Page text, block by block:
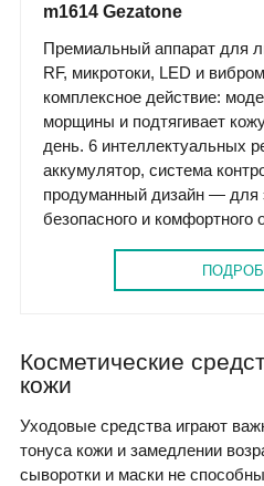
m1614 Gezatone
Премиальный аппарат для
RF, микротоки, LED и
комплексное действие:
морщины и подтягивает
день. 6 интеллектуальных
аккумулятор, система
продуманный дизайн — для
безопасного и
Косметические
кожи
Уходовые средства играют
тонуса кожи и замедлении
сыворотки и маски не